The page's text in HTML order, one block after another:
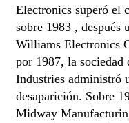
Electronics superó el
sobre 1983 , después
Williams Electronics
por 1987, la sociedad
Industries administró
desaparición. Sobre
Midway